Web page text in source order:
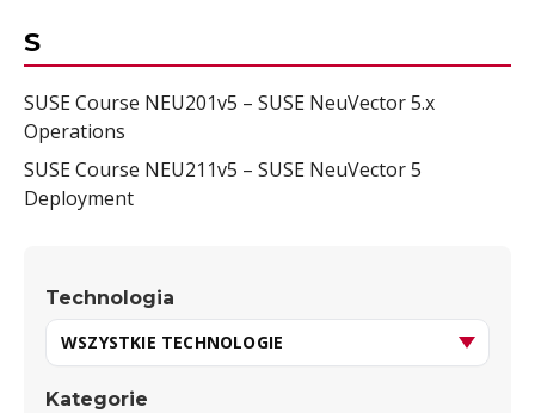
S
SUSE Course NEU201v5 – SUSE NeuVector 5.x
Operations
SUSE Course NEU211v5 – SUSE NeuVector 5
Deployment
Technologia
Kategorie